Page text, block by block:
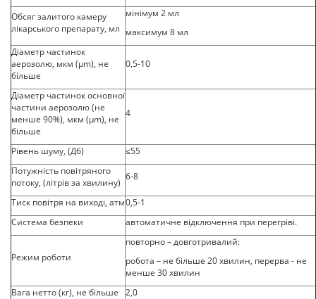
Обсяг залитого камеру
лікарського препарату, мл
мінімум 2 мл
максимум 8 мл
Діаметр частинок
аерозолю, мкм (µm), не
більше
0,5-10
Діаметр частинок основної
частини аерозолю (не
менше 90%), мкм (µm), не
більше
4
Рівень шуму, (Дб)
≤55
Потужність повітряного
потоку, (літрів за хвилину)
6-8
Тиск повітря на виході, атм0,5-1
Система безпеки
автоматичне відключення при перегріві.
Режим роботи
повторно – довготривалий:
робота – не більше 20 хвилин, перерва - не
менше 30 хвилин
Вага нетто (кг), не більше
2,0